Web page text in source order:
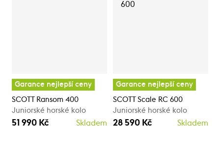
Garance nejlepší ceny
SCOTT Ransom 400
Juniorské horské kolo
51 990 Kč Skladem
Garance nejlepší ceny
SCOTT Scale RC 600
Juniorské horské kolo
28 590 Kč Skladem